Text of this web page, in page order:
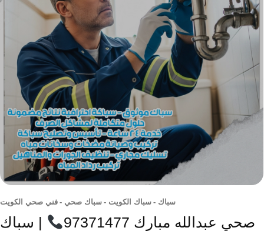
سباك- سباك الكويت- سباك صحي- فني صحي الكويت
عبدالله مبارك 97371477
| سباك